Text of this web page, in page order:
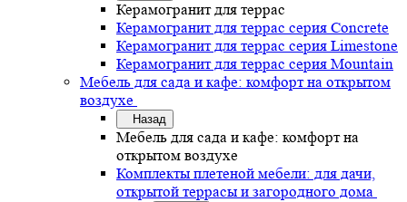
Керамогранит для террас
Керамогранит для террас серия Concrete
Керамогранит для террас серия Limestone
Керамогранит для террас серия Mountain
Мебель для сада и кафе: комфорт на открытом
воздухе
Назад
Мебель для сада и кафе: комфорт на
открытом воздухе
Комплекты плетеной мебели: для дачи,
открытой террасы и загородного дома